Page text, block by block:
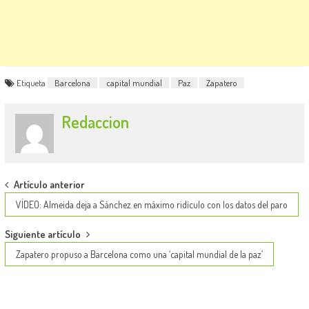
Etiqueta Barcelona capital mundial Paz Zapatero
Redaccion
Post
navigation
Artículo anterior
VÍDEO: Almeida deja a Sánchez en máximo ridículo con los datos del paro
Siguiente artículo
Zapatero propuso a Barcelona como una ‘capital mundial de la paz’